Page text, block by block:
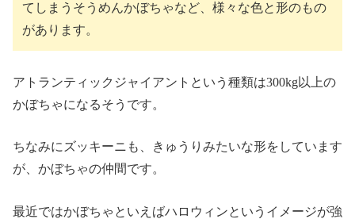
てしまうそうめんかぼちゃなど、様々な色と形のもの
があります。
アトランティックジャイアントという種類は300kg以上の
かぼちゃになるそうです。
ちなみにズッキーニも、きゅうりみたいな形をしています
が、かぼちゃの仲間です。
最近ではかぼちゃといえばハロウィンというイメージが強